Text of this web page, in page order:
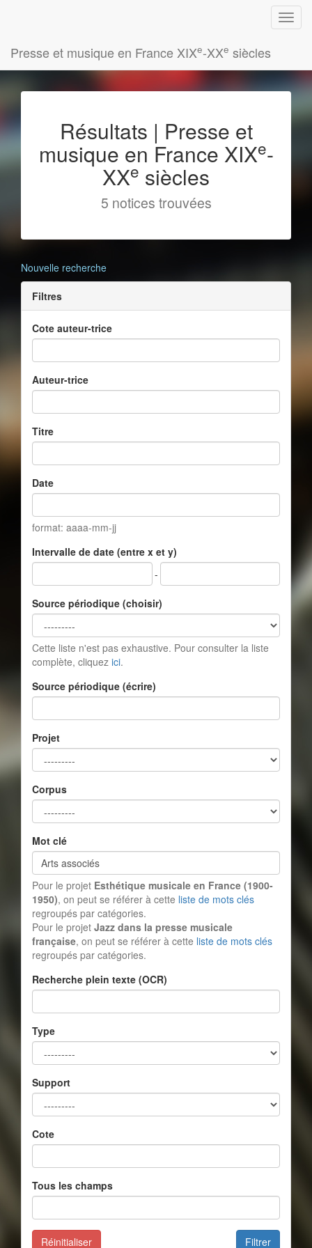
Presse et musique en France XIXe-XXe siècles
Résultats | Presse et
musique en France XIXe-
XXe siècles
5 notices trouvées
Nouvelle recherche
Filtres
Cote auteur-trice
Auteur-trice
Titre
Date
format: aaaa-mm-jj
Intervalle de date (entre x et y)
-
Source périodique (choisir)
Cette liste n'est pas exhaustive. Pour consulter la liste
complète, cliquez ici.
Source périodique (écrire)
Projet
Corpus
Mot clé
Pour le projet Esthétique musicale en France (1900-
1950), on peut se référer à cette liste de mots clés
regroupés par catégories.
Pour le projet Jazz dans la presse musicale
française, on peut se référer à cette liste de mots clés
regroupés par catégories.
Recherche plein texte (OCR)
Type
Support
Cote
Tous les champs
Filtrer
Réinitialiser